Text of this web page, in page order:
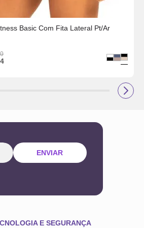
Basic Com Fita Lateral Pt/Ar
ENVIAR
E SEGURANÇA